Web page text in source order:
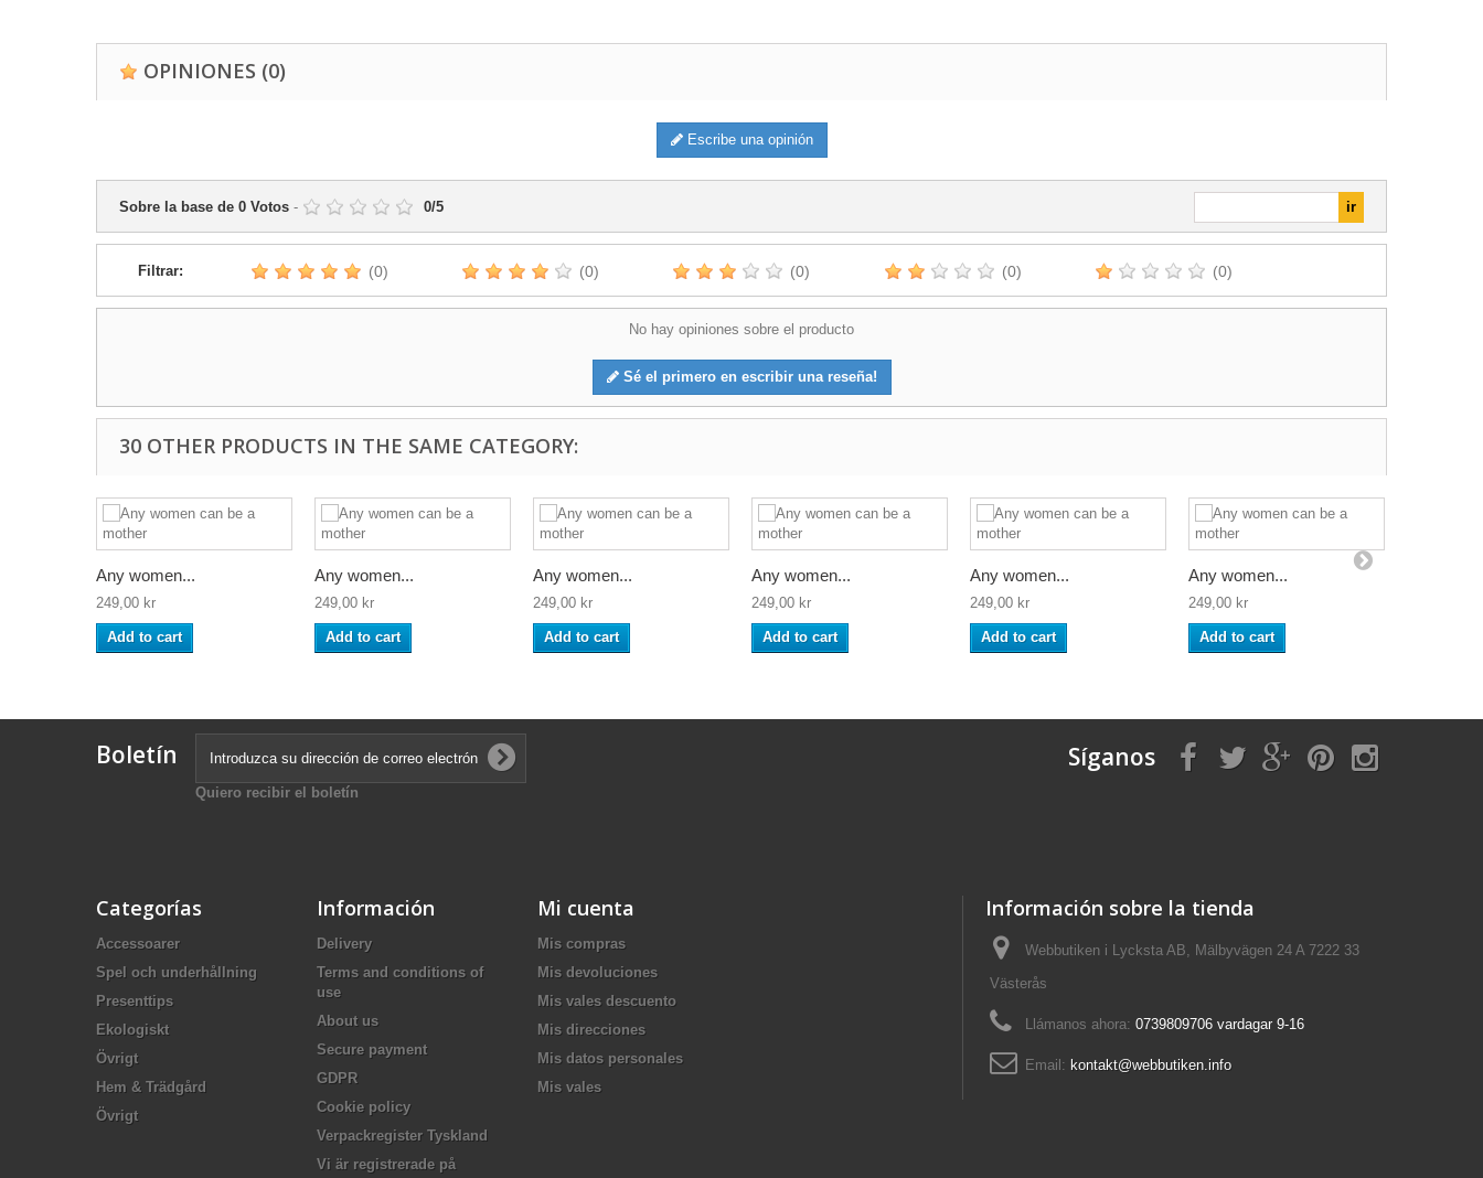
OPINIONES (0)
Escribe una opinión
Sobre la base de 0 Votos - 0/5
Filtrar: (0) (0) (0) (0) (0)
No hay opiniones sobre el producto
Sé el primero en escribir una reseña!
30 OTHER PRODUCTS IN THE SAME CATEGORY:
Any women...
249,00 kr
Add to cart
Any women...
249,00 kr
Add to cart
Any women...
249,00 kr
Add to cart
Any women...
249,00 kr
Add to cart
Any women...
249,00 kr
Add to cart
Any women...
249,00 kr
Add to cart
Boletín
Quiero recibir el boletín
Síganos
Categorías
Accessoarer
Spel och underhållning
Presenttips
Ekologiskt
Övrigt
Hem & Trädgård
Övrigt
Información
Delivery
Terms and conditions of
use
About us
Secure payment
GDPR
Cookie policy
Verpackregister Tyskland
Vi är registrerade på
Mi cuenta
Mis compras
Mis devoluciones
Mis vales descuento
Mis direcciones
Mis datos personales
Mis vales
Información sobre la tienda
Webbutiken i Lycksta AB, Mälbyvägen 24 A 7222 33
Västerås
Llámanos ahora: 0739809706 vardagar 9-16
Email: kontakt@webbutiken.info